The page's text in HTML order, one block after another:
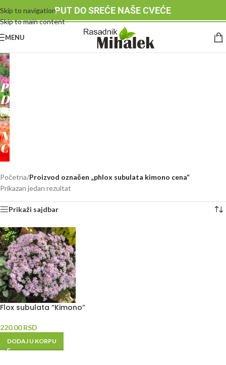
Skip to navigation
Skip to main content
PUT DO SREĆE NAŠE CVEĆE
MENU
RASADNIK
MIHALEK
PUT
DO
SREĆE
-
NAŠE
CVEĆE
Početna/Proizvod označen „phlox subulata kimono cena“
Prikazan jedan rezultat
Prikaži sajdbar
Flox subulata “Kimono”
220.00RSD
DODAJ U KORPU